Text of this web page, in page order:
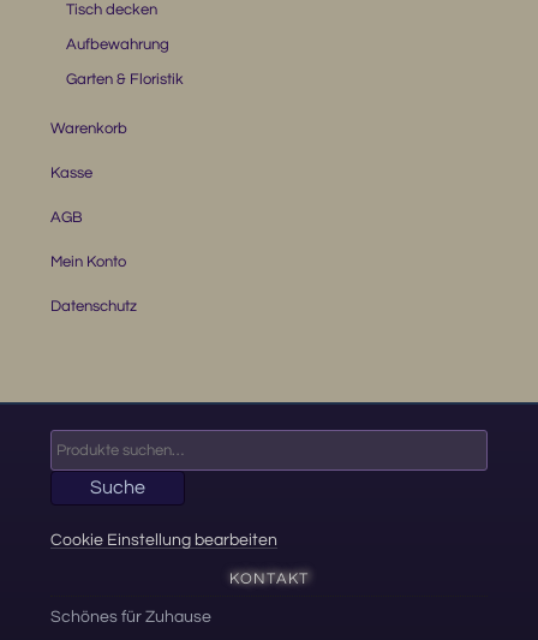
Tisch decken
Aufbewahrung
Garten & Floristik
Warenkorb
Kasse
AGB
Mein Konto
Datenschutz
nach:
Suche
Cookie Einstellung bearbeiten
KONTAKT
Schönes für Zuhause